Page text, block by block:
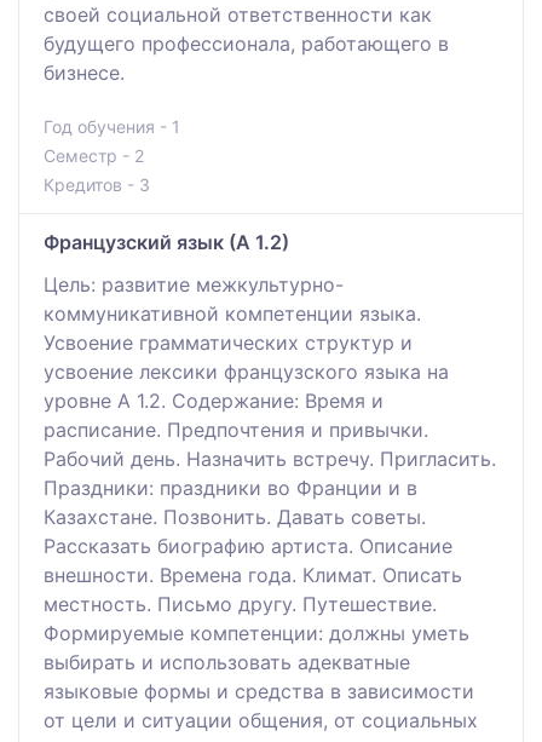
своей социальной ответственности как
будущего профессионала, работающего в
бизнесе.
Год обучения - 1
Семестр - 2
Кредитов - 3
Французский язык (А 1.2)
Цель: развитие межкультурно-
коммуникативной компетенции языка.
Усвоение грамматических структур и
усвоение лексики французского языка на
уровне А 1.2. Содержание: Время и
расписание. Предпочтения и привычки.
Рабочий день. Назначить встречу. Пригласить.
Праздники: праздники во Франции и в
Казахстане. Позвонить. Давать советы.
Рассказать биографию артиста. Описание
внешности. Времена года. Климат. Описать
местность. Письмо другу. Путешествие.
Формируемые компетенции: должны уметь
выбирать и использовать адекватные
языковые формы и средства в зависимости
от цели и ситуации общения, от социальных